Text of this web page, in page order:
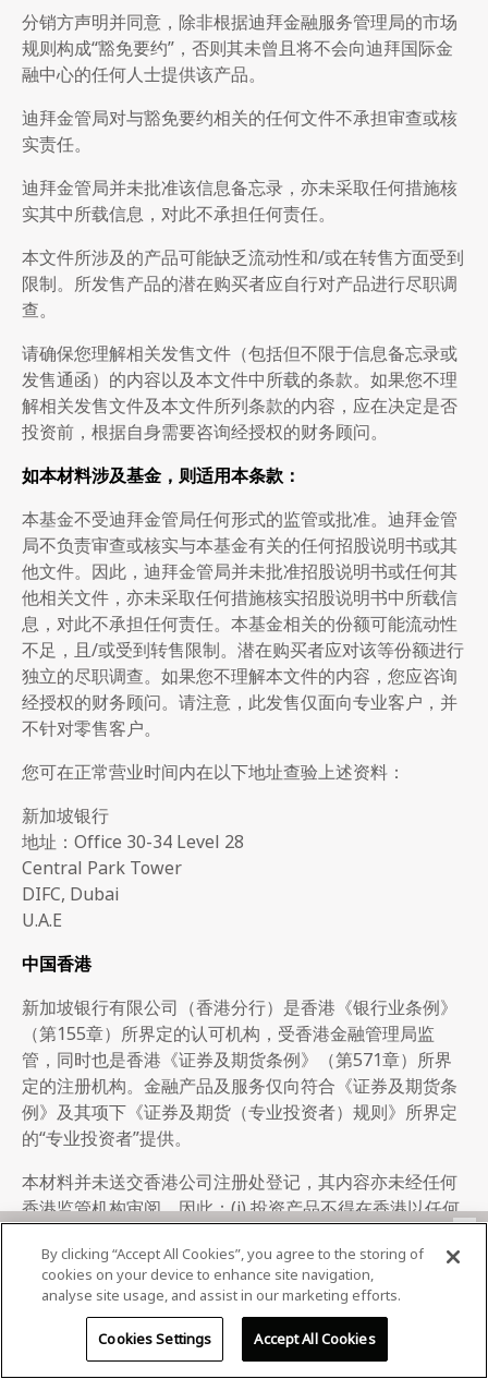
分销方声明并同意，除非根据迪拜金融服务管理局的市场
规则构成“豁免要约”，否则其未曾且将不会向迪拜国际金
融中心的任何人士提供该产品。
迪拜金管局对与豁免要约相关的任何文件不承担审查或核
实责任。
迪拜金管局并未批准该信息备忘录，亦未采取任何措施核
实其中所载信息，对此不承担任何责任。
本文件所涉及的产品可能缺乏流动性和/或在转售方面受到
限制。所发售产品的潜在购买者应自行对产品进行尽职调
查。
请确保您理解相关发售文件（包括但不限于信息备忘录或
发售通函）的内容以及本文件中所载的条款。如果您不理
解相关发售文件及本文件所列条款的内容，应在决定是否
投资前，根据自身需要咨询经授权的财务顾问。
如本材料涉及基金，则适用本条款：
本基金不受迪拜金管局任何形式的监管或批准。迪拜金管
局不负责审查或核实与本基金有关的任何招股说明书或其
他文件。因此，迪拜金管局并未批准招股说明书或任何其
他相关文件，亦未采取任何措施核实招股说明书中所载信
息，对此不承担任何责任。本基金相关的份额可能流动性
不足，且/或受到转售限制。潜在购买者应对该等份额进行
独立的尽职调查。如果您不理解本文件的内容，您应咨询
经授权的财务顾问。请注意，此发售仅面向专业客户，并
不针对零售客户。
您可在正常营业时间内在以下地址查验上述资料：
新加坡银行
地址：Office 30-34 Level 28
Central Park Tower
DIFC, Dubai
U.A.E
中国香港
新加坡银行有限公司（香港分行）是香港《银行业条例》
（第155章）所界定的认可机构，受香港金融管理局监
管，同时也是香港《证券及期货条例》（第571章）所界
定的注册机构。金融产品及服务仅向符合《证券及期货条
例》及其项下《证券及期货（专业投资者）规则》所界定
的“专业投资者”提供。
本材料并未送交香港公司注册处登记，其内容亦未经任何
香港监管机构审阅。因此：(i) 投资产品不得在香港以任何
及期货条例》（第571章）及据此制定的《证券及期货
（专业投资者）规则》所界定的“专业投资者”，或在其他
情况下，不会导致该文件成为香港《公司（清盘及杂项条
文）条例》（第32章）所界定的“招股说明书”或不构成
《公司（清盘及杂项条文）条例》所界定的向公众要约；
本行使用Cookie来改善和提供个性化的浏览体验，同时了
解您的偏好和要求。使用本行的网站，即表示您同意本行
将Cookie用于以上目的和在资料保障政策中的其他目的。
如果您不同意使用Cookie，请参考该政策中有关管理
Cookie设置的信息。
×
By clicking “Accept All Cookies”, you agree to the storing of
cookies on your device to enhance site navigation,
analyse site usage, and assist in our marketing efforts.
Cookies Settings Accept All Cookies